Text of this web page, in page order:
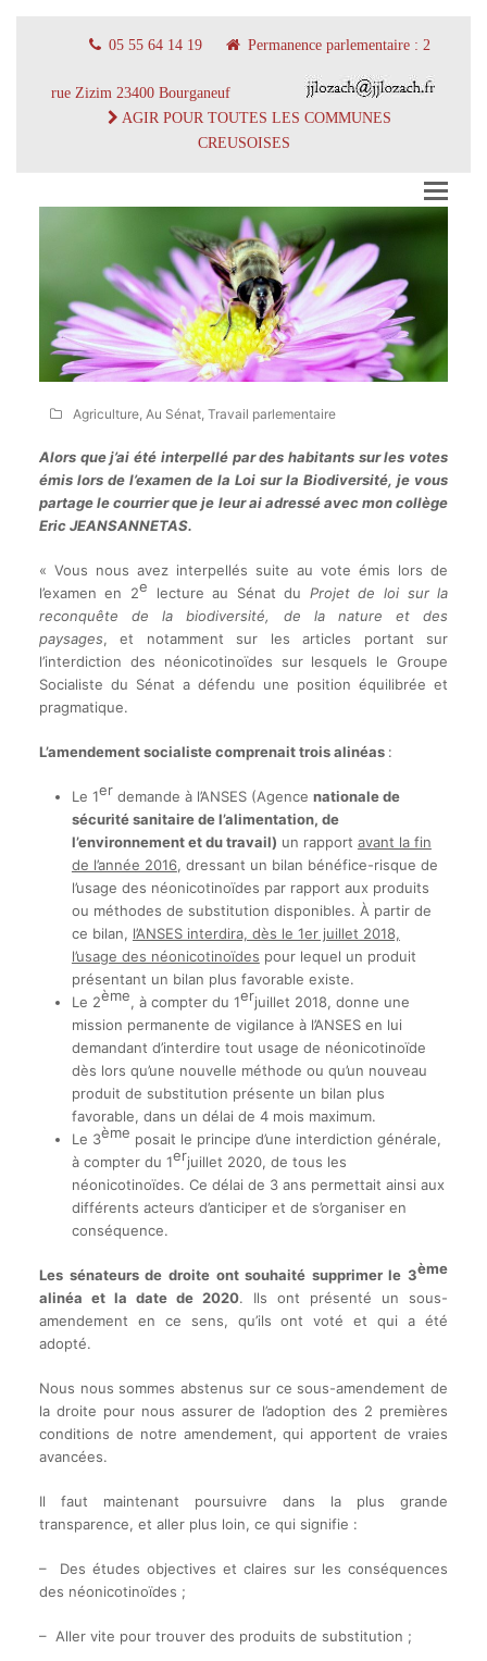
05 55 64 14 19 Permanence parlementaire : 2
rue Zizim 23400 Bourganeuf
AGIR POUR TOUTES LES COMMUNES
CREUSOISES
Agriculture, Au Sénat, Travail parlementaire
Alors que j’ai été interpellé par des habitants sur les votes
émis lors de l’examen de la Loi sur la Biodiversité, je vous
partage le courrier que je leur ai adressé avec mon collège
Eric JEANSANNETAS.
« Vous nous avez interpellés suite au vote émis lors de
l’examen en 2e lecture au Sénat du Projet de loi sur la
reconquête de la biodiversité, de la nature et des
paysages, et notamment sur les articles portant sur
l’interdiction des néonicotinoïdes sur lesquels le Groupe
Socialiste du Sénat a défendu une position équilibrée et
pragmatique.
L’amendement socialiste comprenait trois alinéas :
Le 1er demande à l’ANSES (Agence nationale de
sécurité sanitairede l’alimentation, de
l’environnement et du travail) un rapport avant la fin
de l’année 2016, dressant un bilan bénéfice-risque de
l’usage des néonicotinoïdes par rapport aux produits
ou méthodes de substitution disponibles. À partir de
ce bilan, l’ANSES interdira, dès le 1er juillet 2018,
l’usage des néonicotinoïdes pour lequel un produit
présentant un bilan plus favorable existe.
Le 2ème, à compter du 1erjuillet 2018, donne une
mission permanente de vigilance à l’ANSES en lui
demandant d’interdire tout usage de néonicotinoïde
dès lors qu’une nouvelle méthode ou qu’un nouveau
produit de substitution présente un bilan plus
favorable, dans un délai de 4 mois maximum.
Le 3ème posait le principe d’une interdiction générale,
à compter du 1erjuillet 2020, de tous les
néonicotinoïdes. Ce délai de 3 ans permettait ainsi aux
différents acteurs d’anticiper et de s’organiser en
conséquence.
Les sénateurs de droite ont souhaité supprimer le 3ème
alinéa et la date de 2020. Ils ont présenté un sous-
amendement en ce sens, qu’ils ont voté et qui a été
adopté.
Nous nous sommes abstenus sur ce sous-amendement de
la droite pour nous assurer de l’adoption des 2 premières
conditions de notre amendement, qui apportent de vraies
avancées.
Il faut maintenant poursuivre dans la plus grande
transparence, et aller plus loin, ce qui signifie :
– Des études objectives et claires sur les conséquences
des néonicotinoïdes ;
– Aller vite pour trouver des produits de substitution ;